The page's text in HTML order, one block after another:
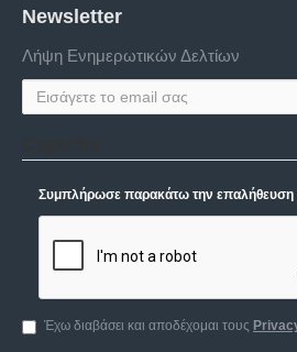
Newsletter
Λήψη Ενημερωτικών Δελτίων
Συμπλήρωσε παρακάτω την
Έχω διαβάσει και αποδέχομαι τους